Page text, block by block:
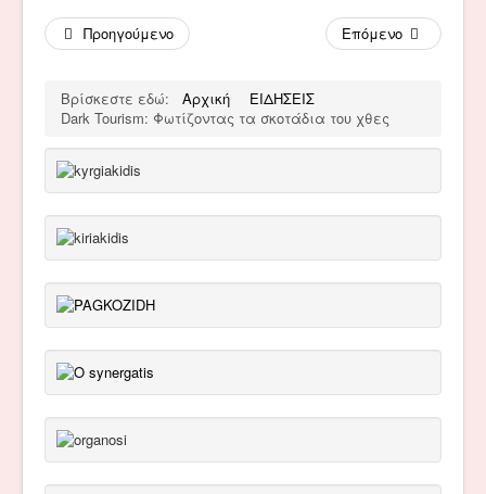
Προηγούμενο Επόμενο
Βρίσκεστε εδώ: Αρχική
ΕΙΔΗΣΕΙΣ
Dark Tourism: Φωτίζοντας τα σκοτάδια του χθες